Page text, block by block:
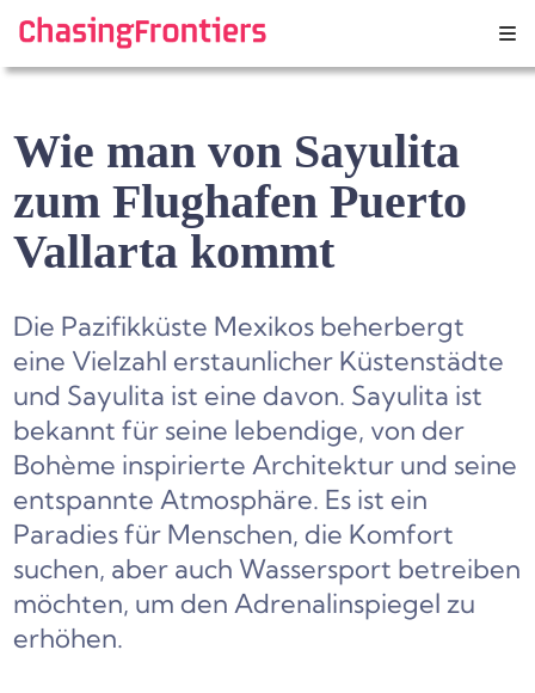
content
Wie man von Sayulita
zum Flughafen Puerto
Vallarta kommt
Die Pazifikküste Mexikos beherbergt
eine Vielzahl erstaunlicher Küstenstädte
und Sayulita ist eine davon. Sayulita ist
bekannt für seine lebendige, von der
Bohème inspirierte Architektur und seine
entspannte Atmosphäre. Es ist ein
Paradies für Menschen, die Komfort
suchen, aber auch Wassersport betreiben
möchten, um den Adrenalinspiegel zu
erhöhen.